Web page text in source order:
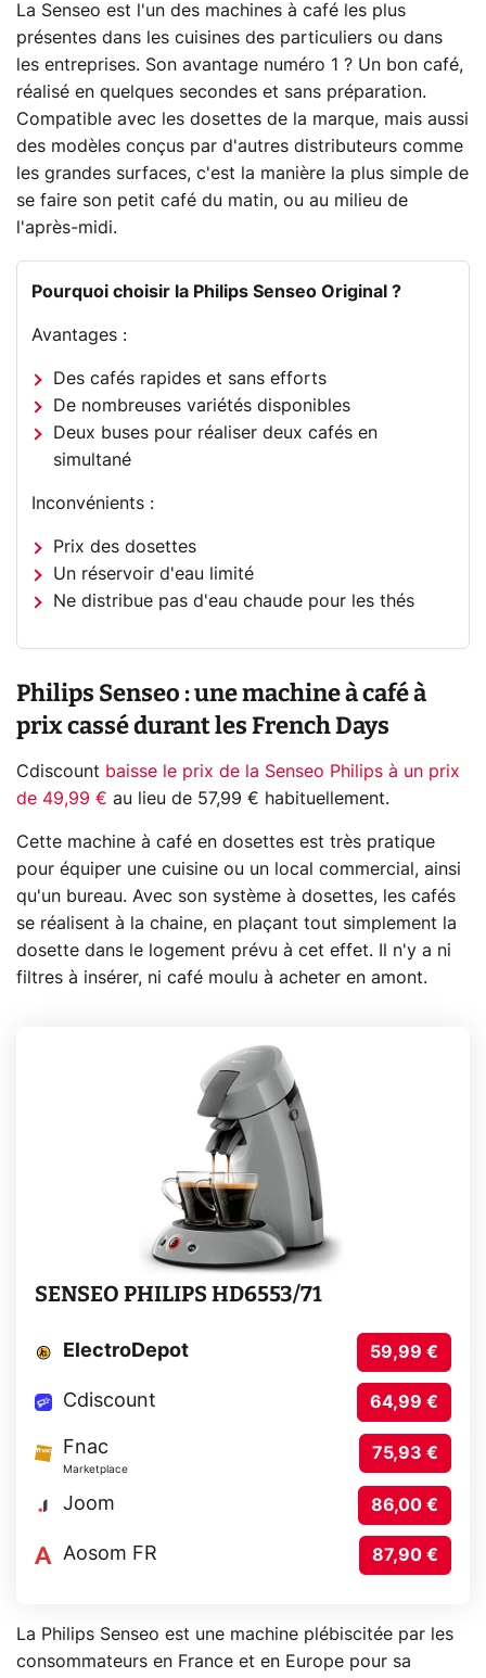
La Senseo est l'un des machines à café les plus
présentes dans les cuisines des particuliers ou dans
les entreprises. Son avantage numéro 1 ? Un bon café,
réalisé en quelques secondes et sans préparation.
Compatible avec les dosettes de la marque, mais aussi
des modèles conçus par d'autres distributeurs comme
les grandes surfaces, c'est la manière la plus simple de
se faire son petit café du matin, ou au milieu de
l'après-midi.
Pourquoi choisir la Philips Senseo Original ?
Avantages :
Des cafés rapides et sans efforts
De nombreuses variétés disponibles
Deux buses pour réaliser deux cafés en
simultané
Inconvénients :
Prix des dosettes
Un réservoir d'eau limité
Ne distribue pas d'eau chaude pour les thés
Philips Senseo : une machine à café à
prix cassé durant les French Days
Cdiscount baisse le prix de la Senseo Philips à un prix
de 49,99 € au lieu de 57,99 € habituellement.
Cette machine à café en dosettes est très pratique
pour équiper une cuisine ou un local commercial, ainsi
qu'un bureau. Avec son système à dosettes, les cafés
se réalisent à la chaine, en plaçant tout simplement la
dosette dans le logement prévu à cet effet. Il n'y a ni
filtres à insérer, ni café moulu à acheter en amont.
SENSEO PHILIPS HD6553/71
ElectroDepot 59,99 €
Cdiscount 64,99 €
Fnac
Marketplace
75,93 €
Joom 86,00 €
Aosom FR 87,90 €
La Philips Senseo est une machine plébiscitée par les
consommateurs en France et en Europe pour sa